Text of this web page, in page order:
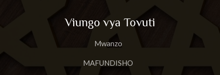
Viungo vya Tovuti
Mwanzo
MAFUNDISHO